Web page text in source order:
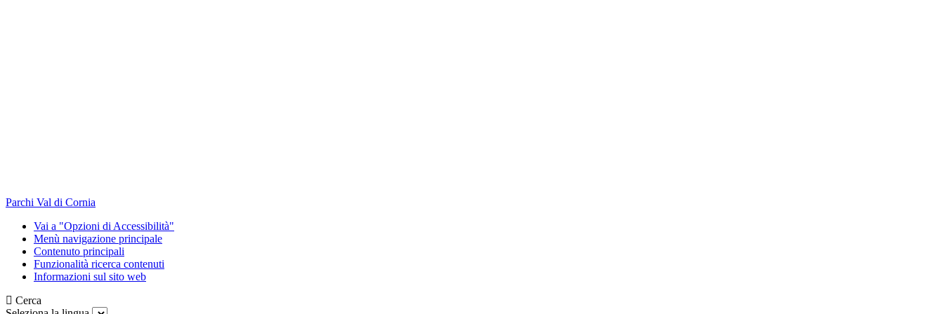
Parchi Val di Cornia
Vai a "Opzioni di Accessibilità"
Menù navigazione principale
Contenuto principali
Funzionalità ricerca contenuti
Informazioni sul sito web
Cerca